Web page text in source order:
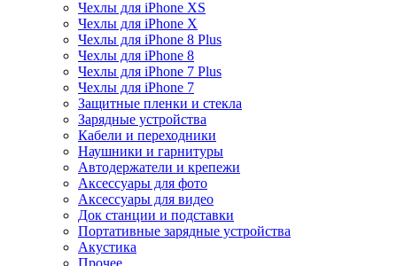
Чехлы для iPhone XS
Чехлы для iPhone X
Чехлы для iPhone 8 Plus
Чехлы для iPhone 8
Чехлы для iPhone 7 Plus
Чехлы для iPhone 7
Защитные пленки и стекла
Зарядные устройства
Кабели и переходники
Наушники и гарнитуры
Автодержатели и крепежи
Аксессуары для фото
Аксессуары для видео
Док станции и подставки
Портативные зарядные устройства
Акустика
Прочее